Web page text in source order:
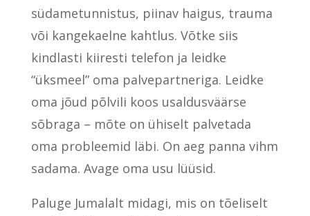
südametunnistus, piinav haigus, trauma
või kangekaelne kahtlus. Võtke siis
kindlasti kiiresti telefon ja leidke
“üksmeel” oma palvepartneriga. Leidke
oma jõud põlvili koos usaldusväärse
sõbraga – mõte on ühiselt palvetada
oma probleemid läbi. On aeg panna vihm
sadama. Avage oma usu lüüsid.
Paluge Jumalalt midagi, mis on tõeliselt